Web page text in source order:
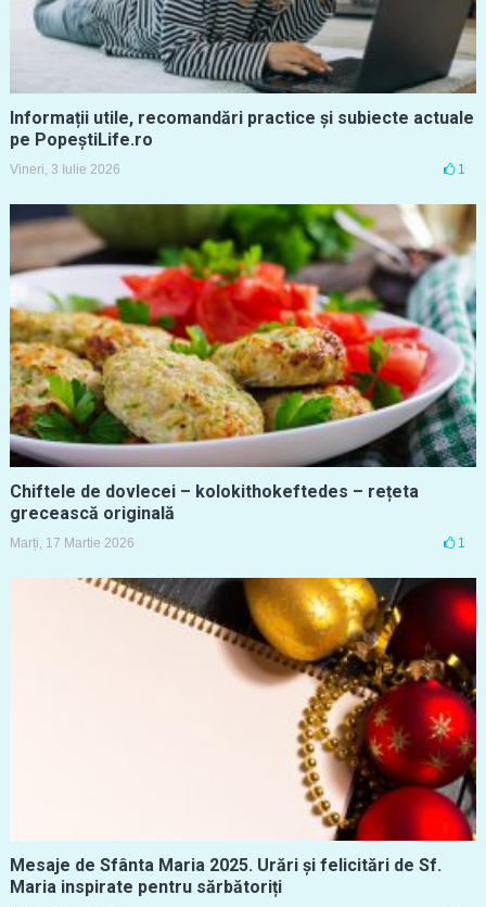
Informații utile, recomandări practice și subiecte actuale
pe PopeștiLife.ro
Vineri, 3 Iulie 2026 1
Chiftele de dovlecei – kolokithokeftedes – rețeta
grecească originală
Marți, 17 Martie 2026 1
Mesaje de Sfânta Maria 2025. Urări și felicitări de Sf.
Maria inspirate pentru sărbătoriți